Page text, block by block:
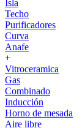
Isla
Techo
Purificadores
Curva
Anafe
+
Vitroceramica
Gas
Combinado
Inducción
Horno de mesada
Aire libre